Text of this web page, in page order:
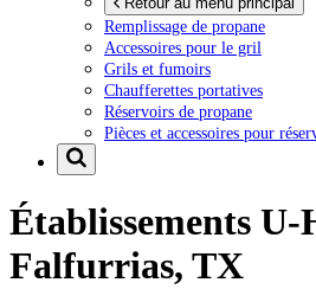
Remplissage de propane
Accessoires pour le gril
Grils et fumoirs
Chaufferettes portatives
Réservoirs de propane
Pièces et accessoires pour
Établissements U-
Falfurrias, TX